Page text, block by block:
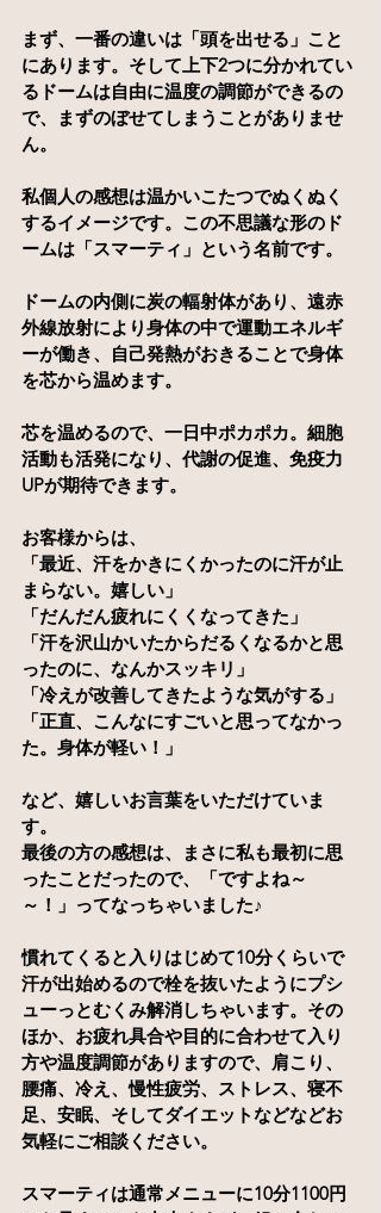
まず、一番の違いは「頭を出せる」こと
にあります。そして上下2つに分かれてい
るドームは自由に温度の調節ができるの
で、まずのぼせてしまうことがありませ
ん。
私個人の感想は温かいこたつでぬくぬく
するイメージです。この不思議な形のド
ームは「スマーティ」という名前です。
ドームの内側に炭の輻射体があり、遠赤
外線放射により身体の中で運動エネルギ
ーが働き、自己発熱がおきることで身体
を芯から温めます。
芯を温めるので、一日中ポカポカ。細胞
活動も活発になり、代謝の促進、免疫力
UPが期待できます。
お客様からは、
「最近、汗をかきにくかったのに汗が止
まらない。嬉しい」
「だんだん疲れにくくなってきた」
「汗を沢山かいたからだるくなるかと思
ったのに、なんかスッキリ」
「冷えが改善してきたような気がする」
「正直、こんなにすごいと思ってなかっ
た。身体が軽い！」
など、嬉しいお言葉をいただけていま
す。
最後の方の感想は、まさに私も最初に思
ったことだったので、「ですよね～
～！」ってなっちゃいました♪
慣れてくると入りはじめて10分くらいで
汗が出始めるので栓を抜いたようにプシ
ューっとむくみ解消しちゃいます。その
ほか、お疲れ具合や目的に合わせて入り
方や温度調節がありますので、肩こり、
腰痛、冷え、慢性疲労、ストレス、寝不
足、安眠、そしてダイエットなどなどお
気軽にご相談ください。
スマーティは通常メニューに10分1100円